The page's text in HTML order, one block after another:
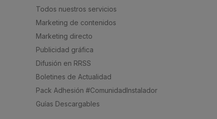
Todos nuestros servicios
Marketing de contenidos
Marketing directo
Publicidad gráfica
Difusión en RRSS
Boletines de Actualidad
Pack Adhesión #ComunidadInstalador
Guías Descargables